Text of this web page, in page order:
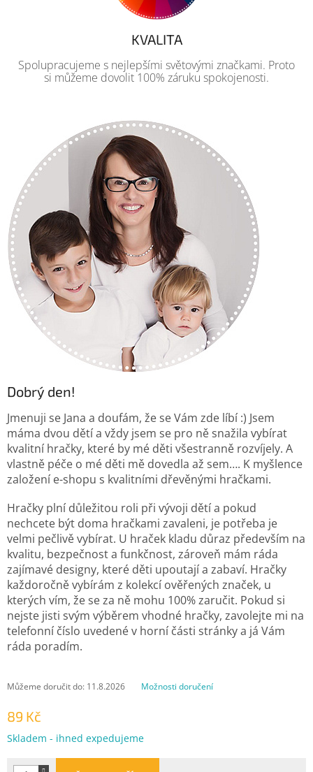
89 Kč
Měrná
Skladem - ihned expedujeme
Můžeme doručit do: 11.8.2026 Možnosti doručení
KVALITA
Spolupracujeme s nejlepšími světovými značkami. Proto
si můžeme dovolit 100% záruku spokojenosti.
Dobrý den!
Jmenuji se Jana a doufám, že se Vám zde líbí :) Jsem
máma dvou dětí a vždy jsem se pro ně snažila vybírat
kvalitní hračky, které by mé děti všestranně rozvíjely. A
vlastně péče o mé děti mě dovedla až sem…. K myšlence
založení e-shopu s kvalitními dřevěnými hračkami.
Hračky plní důležitou roli při vývoji dětí a pokud
nechcete být doma hračkami zavaleni, je potřeba je
velmi pečlivě vybírat. U hraček kladu důraz především na
kvalitu, bezpečnost a funkčnost, zároveň mám ráda
zajímavé designy, které děti upoutají a zabaví. Hračky
každoročně vybírám z kolekcí ověřených značek, u
kterých vím, že se za ně mohu 100% zaručit. Pokud si
nejste jisti svým výběrem vhodné hračky, zavolejte mi na
telefonní číslo uvedené v horní části stránky a já Vám
ráda poradím.